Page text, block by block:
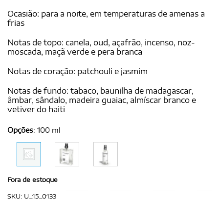
Ocasião: para a noite, em temperaturas de amenas a
frias
Notas de topo: canela, oud, açafrão, incenso, noz-
moscada, maçã verde e pera branca
Notas de coração: patchouli e jasmim
Notas de fundo: tabaco, baunilha de madagascar,
âmbar, sândalo, madeira guaiac, almíscar branco e
vetiver do haiti
Opções: 100 ml
Fora de estoque
SKU: U_15_0133